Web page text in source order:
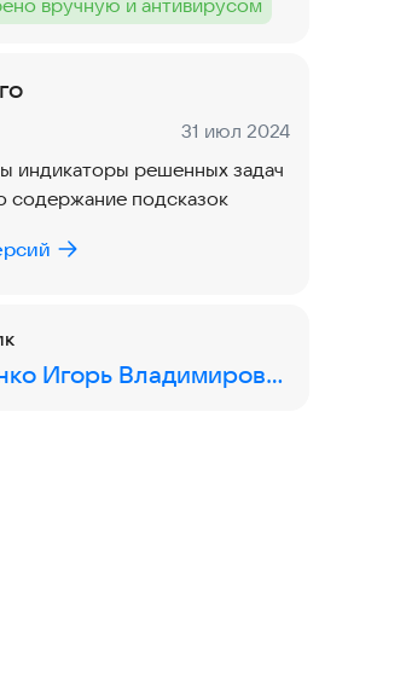
вручную и антивирусом
Дата:
31 июл 2024
индикаторы решенных задач
содержание подсказок
Бондаренко Игорь Владимирович